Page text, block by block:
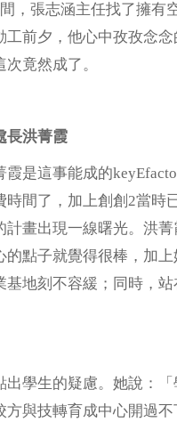
，張志涵主任找了擁有
工前夕，他心中孜孜念
竟然成了。
長洪菁霞
霞是這事能成的
時間了，加上創創2當時
計畫出現一線曙光。洪
的點子就覺得很棒，加
基地刻不容緩；同時，
出學生的疑慮。她說：
方與技轉育成中心開過